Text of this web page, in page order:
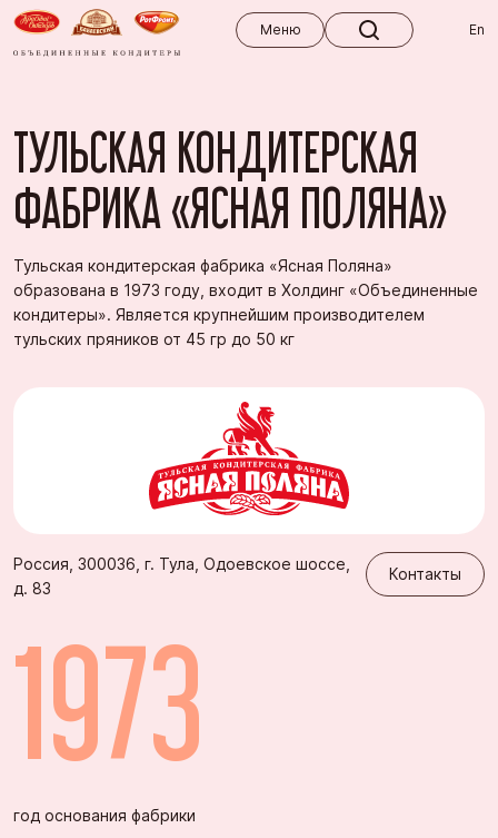
Меню
En
ТУЛЬСКАЯ КОНДИТЕРСКАЯ
ФАБРИКА «ЯСНАЯ ПОЛЯНА»
Тульская кондитерская фабрика «Ясная Поляна»
образована в 1973 году, входит в Холдинг «Объединенные
кондитеры». Является крупнейшим производителем
тульских пряников от 45 гр до 50 кг
Россия, 300036, г. Тула, Одоевское шоссе,
д. 83
Контакты
1973
год основания фабрики
Зефир, пастила
Печенье
Пряники
Мармелад
Прочее
Продукция с наградами